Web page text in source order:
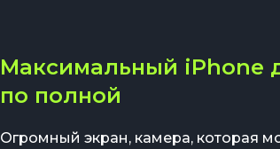
Максимальный iPhone
по полной
Огромный экран, камера, которая